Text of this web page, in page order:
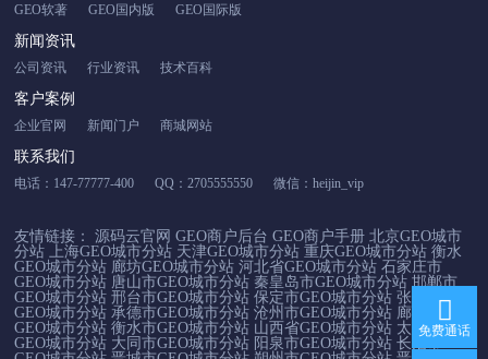
GEO软著 GEO国内版 GEO国际版
新闻资讯
公司资讯 行业资讯 技术百科
客户案例
企业官网 新闻门户 商城网站
联系我们
电话：147-77777-400 QQ：2705555550 微信：heijin_vip
友情链接：源码云官网 GEO商户后台 GEO商户手册 北京GEO城市
分站
上海GEO城市分站 天津GEO城市分站 重庆GEO城市分站 衡水
GEO城市分站 廊坊GEO城市分站 河北省GEO城市分站 石家庄市
GEO城市分站 唐山市GEO城市分站 秦皇岛市GEO城市分站 邯郸市
GEO城市分站 邢台市GEO城市分站 保定市GEO城市分站 张家口市
GEO城市分站 承德市GEO城市分站 沧州市GEO城市分站 廊坊市
GEO城市分站 衡水市GEO城市分站 山西省GEO城市分站 太原市
GEO城市分站 大同市GEO城市分站 阳泉市GEO城市分站 长治市
免费通话